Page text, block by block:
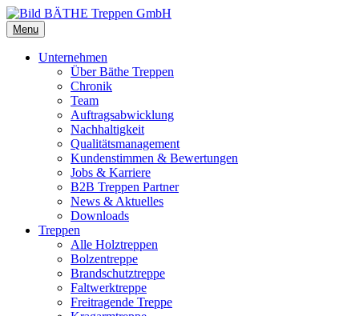
Menu
Unternehmen
Über Bäthe Treppen
Chronik
Team
Auftragsabwicklung
Nachhaltigkeit
Qualitätsmanagement
Kundenstimmen & Bewertungen
Jobs & Karriere
B2B Treppen Partner
News & Aktuelles
Downloads
Treppen
Alle Holztreppen
Bolzentreppe
Brandschutztreppe
Faltwerktreppe
Freitragende Treppe